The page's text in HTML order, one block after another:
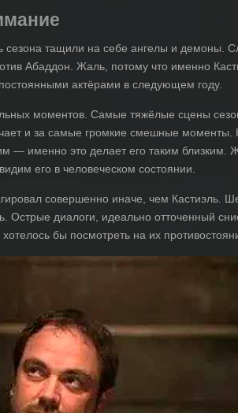
тащили на себе ангелы и демоны.
Абаддон. Жаль, потому что именно
актёрами в следующем году.
моментов. Самые тяжёлые сцены
и за самые громкие смешные моменты.
— именно это делает его таким близким.
его в человеческом состоянии.
совершенно иначе, чем Кастиэль.
Острые диалоги, идеально отточенный
бы посмотреть на их